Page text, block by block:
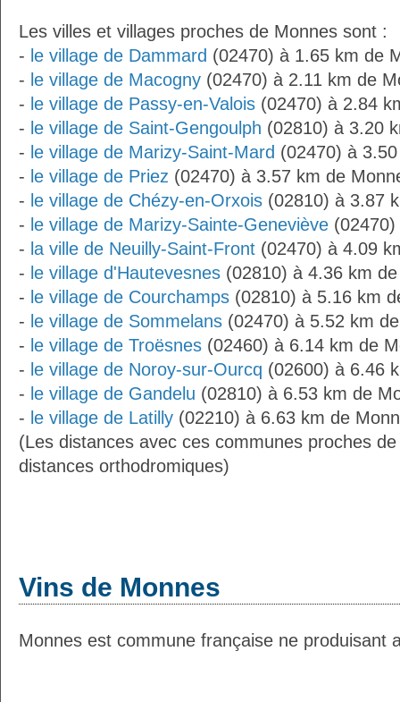
Les villes et villages proches de Monnes sont :
- le village de Dammard (02470) à 1.65 km de
- le village de Macogny (02470) à 2.11 km de
- le village de Passy-en-Valois (02470) à 2.84
- le village de Saint-Gengoulph (02810) à 3.20
- le village de Marizy-Saint-Mard (02470) à
- le village de Priez (02470) à 3.57 km de
- le village de Chézy-en-Orxois (02810) à 3.87
- le village de Marizy-Sainte-Geneviève
- la ville de Neuilly-Saint-Front (02470) à 4.09
- le village d'Hautevesnes (02810) à 4.36 km
- le village de Courchamps (02810) à 5.16 km
- le village de Sommelans (02470) à 5.52 km
- le village de Troësnes (02460) à 6.14 km de
- le village de Noroy-sur-Ourcq (02600) à 6.46
- le village de Gandelu (02810) à 6.53 km de
- le village de Latilly (02210) à 6.63 km de
(Les distances avec ces communes proches
distances orthodromiques)
Vins de Monnes
Monnes est commune française ne produisant